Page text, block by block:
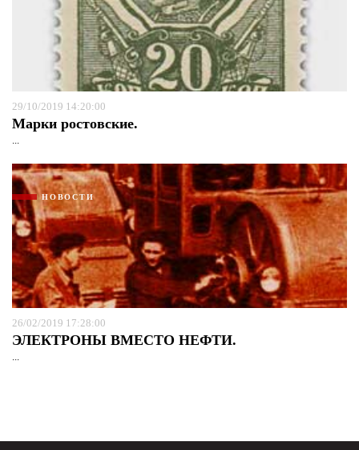
29/10/2019 14:20:00
Марки ростовские.
...
НОВОСТИ
26/02/2019 17:28:00
ЭЛЕКТРОНЫ ВМЕСТО НЕФТИ.
...